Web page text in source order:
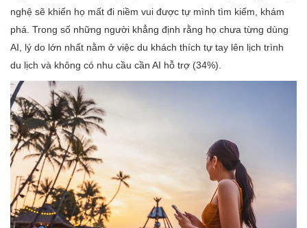
nghệ sẽ khiến họ mất đi niềm vui được tự mình tìm kiếm, khám
phá. Trong số những người khẳng định rằng họ chưa từng dùng
AI, lý do lớn nhất nằm ở việc du khách thích tự tay lên lịch trình
du lịch và không có nhu cầu cần AI hỗ trợ (34%).